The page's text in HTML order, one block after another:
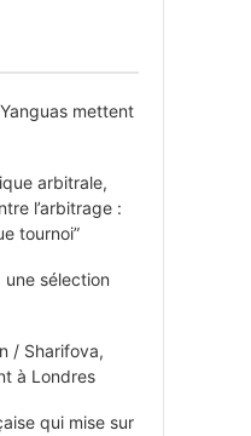
mettent
arbitrale,
l’arbitrage :
tournoi”
sélection
/ Sharifova,
à Londres
qui mise sur